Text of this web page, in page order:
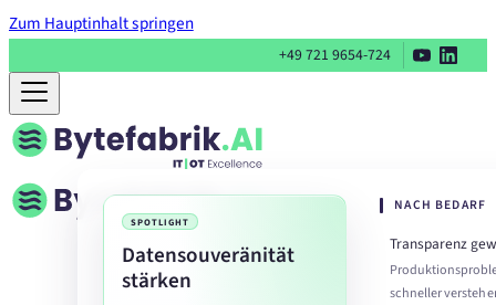
Zum Hauptinhalt springen
+49 721 9654-724
SPOTLIGHT
Datensouveränität
stärken
NACH BEDARF
Transparenz
schneller